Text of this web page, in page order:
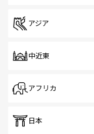
アジア
中近東
アフリカ
日本